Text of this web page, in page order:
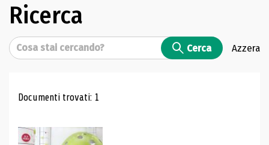
Ricerca
Cerca Cerca Azzera
Risultati di ricerca
Documenti trovati: 1